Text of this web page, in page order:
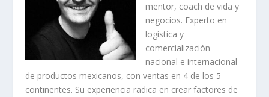
mentor, coach de vida y
negocios. Experto en
logística y
comercialización
nacional e internacional
de productos mexicanos, con ventas en 4 de los 5
continentes. Su experiencia radica en crear factores de